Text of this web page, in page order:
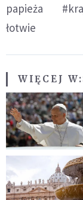
papieża
łotwie
WIĘCEJ W: